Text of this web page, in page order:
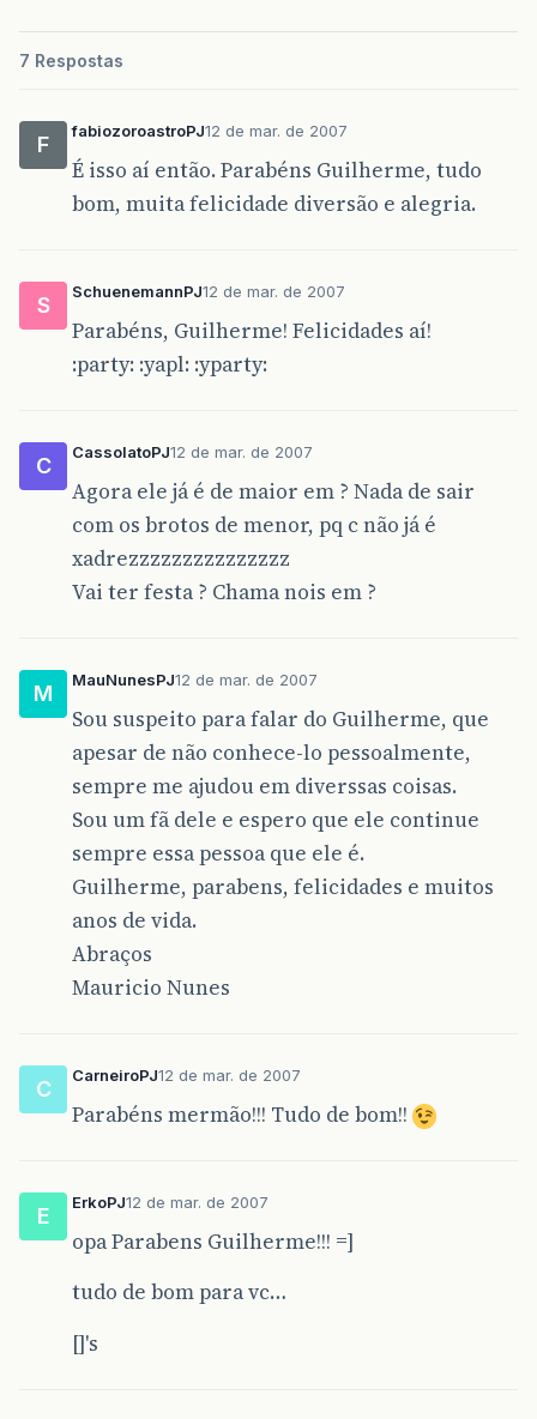
7 Respostas
F
fabiozoroastroPJ12 de mar. de 2007
É isso aí então. Parabéns Guilherme, tudo
bom, muita felicidade diversão e alegria.
S
SchuenemannPJ12 de mar. de 2007
Parabéns, Guilherme! Felicidades aí!
:party: :yapl: :yparty:
C
CassolatoPJ12 de mar. de 2007
Agora ele já é de maior em ? Nada de sair
com os brotos de menor, pq c não já é
xadrezzzzzzzzzzzzzzz
Vai ter festa ? Chama nois em ?
M
MauNunesPJ12 de mar. de 2007
Sou suspeito para falar do Guilherme, que
apesar de não conhece-lo pessoalmente,
sempre me ajudou em diverssas coisas.
Sou um fã dele e espero que ele continue
sempre essa pessoa que ele é.
Guilherme, parabens, felicidades e muitos
anos de vida.
Abraços
Mauricio Nunes
C
CarneiroPJ12 de mar. de 2007
Parabéns mermão!!! Tudo de bom!!
E
ErkoPJ12 de mar. de 2007
opa Parabens Guilherme!!! =]
tudo de bom para vc…
[]'s